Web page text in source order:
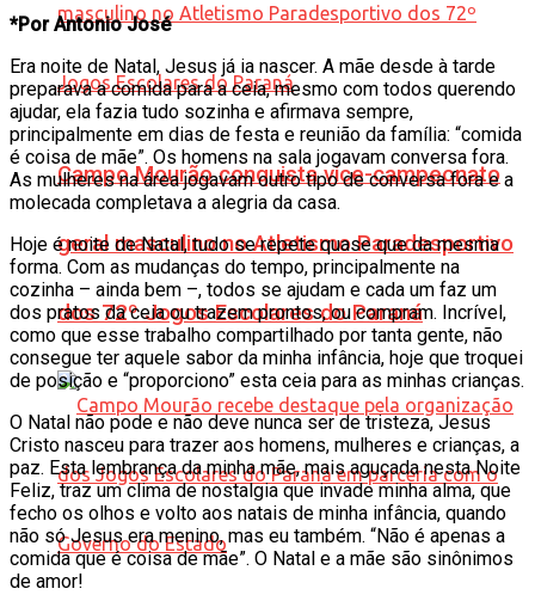
Campo Mourão conquista vice-campeonato
geral masculino no Atletismo Paradesportivo
dos 72º Jogos Escolares do Paraná
*Por Antonio José
Era noite de Natal, Jesus já ia nascer. A mãe desde à tarde
preparava a comida para a ceia, mesmo com todos querendo
ajudar, ela fazia tudo sozinha e afirmava sempre,
principalmente em dias de festa e reunião da família: “comida
é coisa de mãe”. Os homens na sala jogavam conversa fora.
As mulheres na área jogavam outro tipo de conversa fora e a
molecada completava a alegria da casa.
Hoje é noite de Natal, tudo se repete quase que da mesma
forma. Com as mudanças do tempo, principalmente na
cozinha – ainda bem –, todos se ajudam e cada um faz um
dos pratos da ceia ou trazem prontos, ou compram. Incrível,
como que esse trabalho compartilhado por tanta gente, não
consegue ter aquele sabor da minha infância, hoje que troquei
de posição e “proporciono” esta ceia para as minhas crianças.
O Natal não pode e não deve nunca ser de tristeza, Jesus
Cristo nasceu para trazer aos homens, mulheres e crianças, a
paz. Esta lembrança da minha mãe, mais aguçada nesta Noite
Feliz, traz um clima de nostalgia que invade minha alma, que
fecho os olhos e volto aos natais de minha infância, quando
não só Jesus era menino, mas eu também. “Não é apenas a
comida que é coisa de mãe”. O Natal e a mãe são sinônimos
de amor!